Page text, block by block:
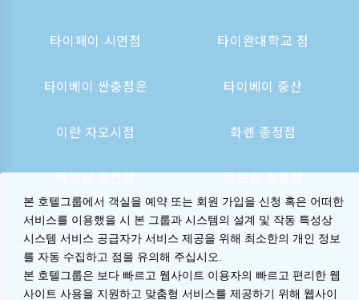
타이페이 시먼점 타이완대학교 점
타이베이 싼충점은 타이베이 중산
이란 자오시점 화롄 종정점
타이난 후산점 가오슝 종정점
가오슝역 점 오사카 신사이바시는
본 호텔그룹에서 객실을 예약 또는 회원 가입을 신청 혹은 어떠한
서비스를 이용했을 시 본 그룹과 시스템의 설계 및 작동 특성상
시스템 서비스 공급자가 서비스 제공을 위해 최소한의 개인 정보
를 자동 수집하고 점을 유의해 주십시오.
본 호텔그룹은 보다 빠르고 웹사이트 이용자의 빠르고 편리한 웹
사이트 사용을 지원하고 맞춤형 서비스를 제공하기 위해 웹사이